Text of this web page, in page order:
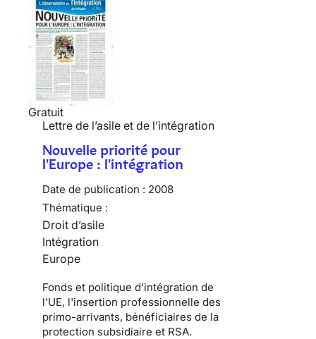
Gratuit
Lettre de l’asile et de l’intégration
Nouvelle priorité pour
l'Europe : l'intégration
Date de publication : 2008
Thématique :
Droit d’asile
Intégration
Europe
Fonds et politique d'intégration de
l'UE, l'insertion professionnelle des
primo-arrivants, bénéficiaires de la
protection subsidiaire et RSA.